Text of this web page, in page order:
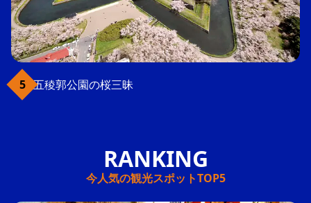
五稜郭公園の桜三昧
今人気の観光スポットTOP5